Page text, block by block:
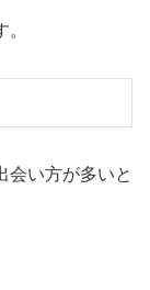
会い方が多いと